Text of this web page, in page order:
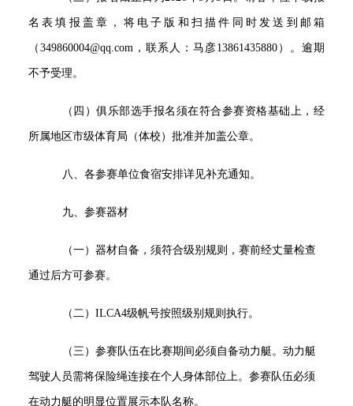
名表填报盖章，将电子版和扫描件同时发送到邮箱
（349860004@qq.com，联系人：马彦13861435880）。逾期
不予受理。
（四）俱乐部选手报名须在符合参赛资格基础上，经
所属地区市级体育局（体校）批准并加盖公章。
八、各参赛单位食宿安排详见补充通知。
九、参赛器材
（一）器材自备，须符合级别规则，赛前经丈量检查
通过后方可参赛。
（二）ILCA4级帆号按照级别规则执行。
（三）参赛队伍在比赛期间必须自备动力艇。动力艇
驾驶人员需将保险绳连接在个人身体部位上。参赛队伍必须
在动力艇的明显位置展示本队名称。